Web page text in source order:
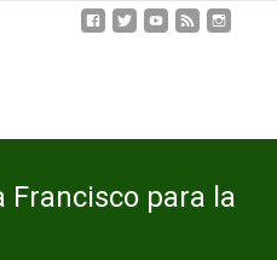
Francisco para la